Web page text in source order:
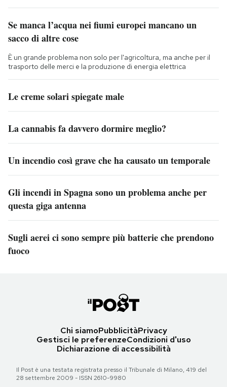
Se manca l’acqua nei fiumi europei mancano un
sacco di altre cose
È un grande problema non solo per l'agricoltura, ma anche per il
trasporto delle merci e la produzione di energia elettrica
Le creme solari spiegate male
La cannabis fa davvero dormire meglio?
Un incendio così grave che ha causato un temporale
Gli incendi in Spagna sono un problema anche per
questa giga antenna
Sugli aerei ci sono sempre più batterie che prendono
fuoco
Chi siamoPubblicitàPrivacy
Gestisci le preferenzeCondizioni d'uso
Dichiarazione di accessibilità
Il Post è una testata registrata presso il Tribunale di Milano, 419 del
28 settembre 2009 - ISSN 2610-9980